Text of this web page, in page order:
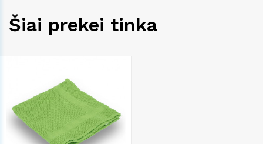
Šiai prekei tinka